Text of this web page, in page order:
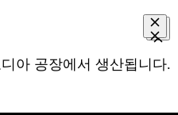
아 공장에서 생산됩니다.